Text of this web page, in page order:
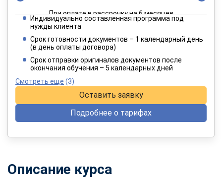
При оплате в рассрочку на 6 месяцев
4 949 руб. / 8 249 руб.
При оплате в рассрочку на 12 месяцев
Индивидуально составленная программа под
нужды клиента
Срок готовности документов – 1 календарный день
(в день оплаты договора)
Срок отправки оригиналов документов после
окончания обучения – 5 календарных дней
Смотреть еще (3)
Оставить заявку
Подробнее о тарифах
Описание курса